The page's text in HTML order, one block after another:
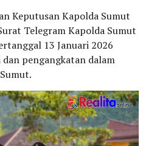
Keputusan Kapolda Sumut
Telegram Kapolda Sumut
13 Januari 2026
pengangkatan dalam